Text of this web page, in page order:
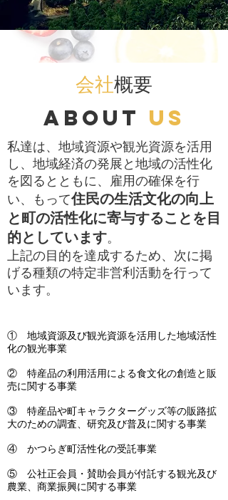
​会社概要
about US
私達は、地域資源や観光資源を活用
し、地域経済の発展と地域の活性化
を図るとともに、雇用の確保を行
い、もって住民の生活文化の向上
と町の活性化に寄与することを目
的としています。
上記の目的を達成するため、次に掲
げる種類の特定非営利活動を行って
います。
① 地域資源及び観光資源を活用した地域活性
化の観光事業
② 特産品の利用活用による食文化の創造と販
売に関する事業
③ 特産品や町キャラクターグッズ等の販路拡
大のための調査、研究及び普及に関する事業
④ かつらぎ町活性化の受託事業
⑤ 公社正会員・賛助会員が付託する観光及び
農業、商業振興に関する事業